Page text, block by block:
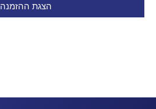
הצגת ההזמנה